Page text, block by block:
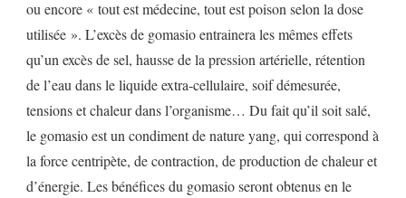
ou encore « tout est médecine, tout est poison selon la dose
utilisée ». L’excès de gomasio entrainera les mêmes effets
qu’un excès de sel, hausse de la pression artérielle, rétention
de l’eau dans le liquide extra-cellulaire, soif démesurée,
tensions et chaleur dans l’organisme… Du fait qu’il soit salé,
le gomasio est un condiment de nature yang, qui correspond à
la force centripète, de contraction, de production de chaleur et
d’énergie. Les bénéfices du gomasio seront obtenus en le